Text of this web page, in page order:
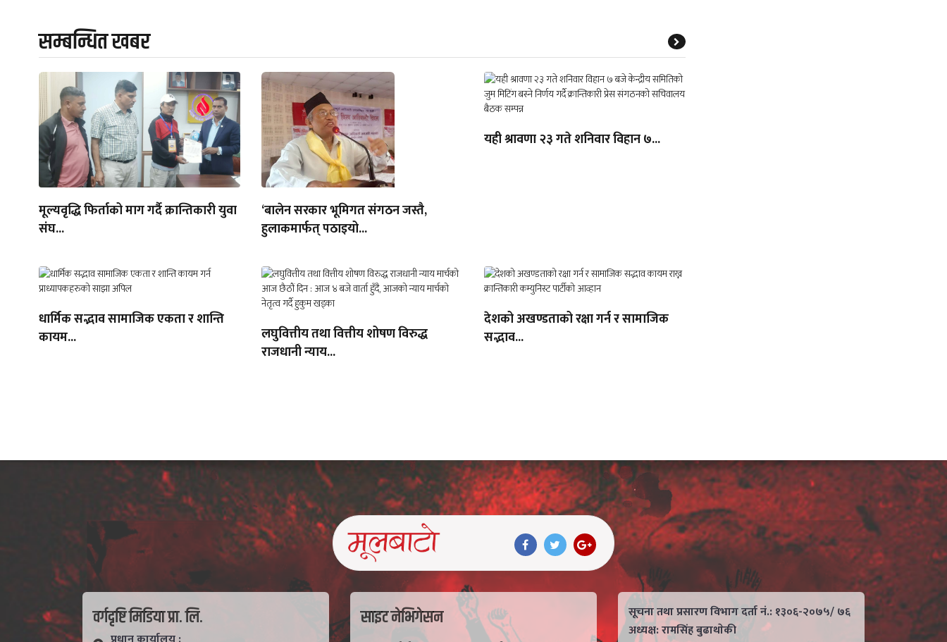
सम्बन्धित खबर
मूल्यवृद्धि फिर्ताको माग गर्दै क्रान्तिकारी युवा
संघ...
‘बालेन सरकार भूमिगत संगठन जस्तै,
हुलाकमार्फत् पठाइयो...
यही श्रावणा २३ गते शनिवार विहान ७...
धार्मिक सद्भाव सामाजिक एकता र शान्ति
कायम...
लघुवित्तीय तथा वित्तीय शोषण विरुद्ध
राजधानी न्याय...
देशको अखण्डताको रक्षा गर्न र सामाजिक
सद्भाव...
वर्गदृष्टि मिडिया प्रा. लि. साइट नेभिगेसन
सूचना तथा प्रसारण विभाग दर्ता नं.: १३०६-२०७५/ ७६
अध्यक्ष: रामसिंह बुढाथाेकी